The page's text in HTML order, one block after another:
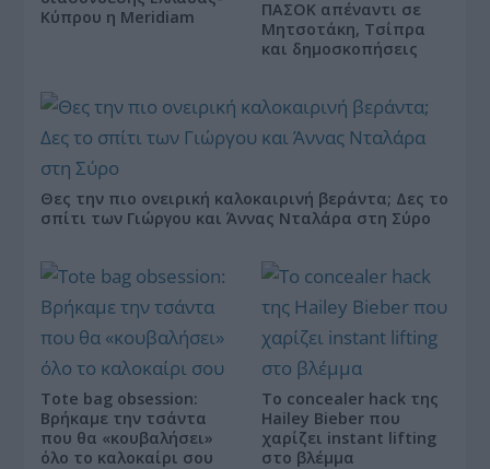
Κύπρου η Meridiam
ΠΑΣΟΚ απέναντι σε
Μητσοτάκη, Τσίπρα
και δημοσκοπήσεις
Θες την πιο ονειρική καλοκαιρινή βεράντα; Δες το
σπίτι των Γιώργου και Άννας Νταλάρα στη Σύρο
Tote bag obsession:
Βρήκαμε την τσάντα
που θα «κουβαλήσει»
όλο το καλοκαίρι σου
Το concealer hack της
Hailey Bieber που
χαρίζει instant lifting
στο βλέμμα